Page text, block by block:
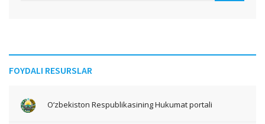
FOYDALI RESURSLAR
O‘zbekiston Respublikasining Hukumat portali